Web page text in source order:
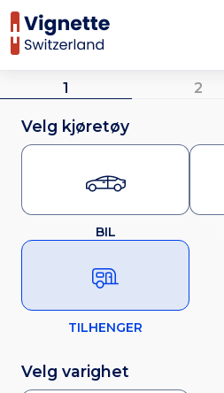
1 2
Velg kjøretøy
BIL
TILHENGER
Velg varighet